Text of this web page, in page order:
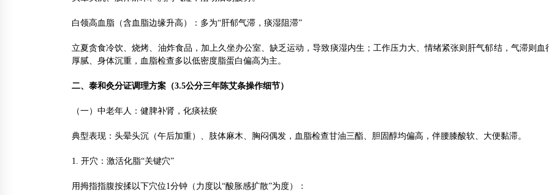
白领高血脂（含血脂边缘升高）：多为“肝郁气滞，痰湿阻滞”
立夏贪食冷饮、烧烤、油炸食品，加上久坐办公室、缺乏运动，导致痰湿内生；工作压力大、情绪紧张则肝气郁结，气滞则
厚腻、身体沉重，血脂检查多以低密度脂蛋白偏高为主。
二、泰和灸分证调理方案（3.5公分三年陈艾条操作细节）
（一）中老年人：健脾补肾，化痰祛瘀
典型表现：头晕头沉（午后加重）、肢体麻木、胸闷偶发，血脂检查甘油三酯、胆固醇均偏高，伴腰膝酸软、大便黏滞。
1. 开穴：激活化脂“关键穴”
用拇指指腹按揉以下穴位1分钟（力度以“酸胀感扩散”为度）：